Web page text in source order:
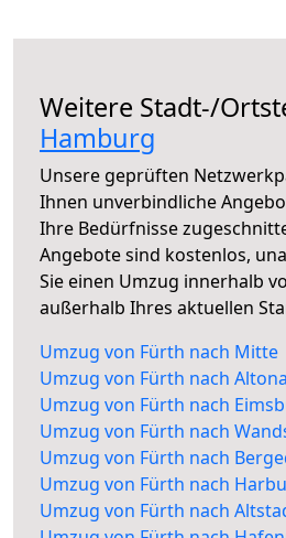
Weitere Stadt-/
Hamburg
Unsere geprüften
Ihnen unverbindliche
Ihre Bedürfnisse
Angebote sind kostenlos,
Sie einen Umzug innerhalb
außerhalb Ihres aktuellen
Umzug von Fürth nach Mitte
Umzug von Fürth nach Altona
Umzug von Fürth nach
Umzug von Fürth nach
Umzug von Fürth nach
Umzug von Fürth nach
Umzug von Fürth nach